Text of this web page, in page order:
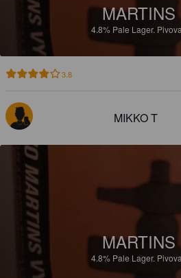
MARTINS
4.8% Pale Lager.
3.8
MIKKO T
MARTINS
4.8% Pale Lager.